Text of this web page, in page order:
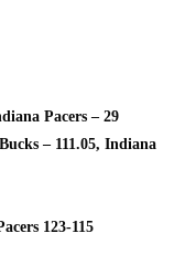
Pacers – 29
– 111.05, Indiana
123-115